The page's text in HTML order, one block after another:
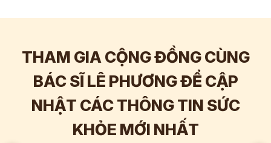
THAM GIA CỘNG ĐỒNG CÙNG
BÁC SĨ LÊ PHƯƠNG ĐỂ CẬP
NHẬT CÁC THÔNG TIN SỨC
KHỎE MỚI NHẤT